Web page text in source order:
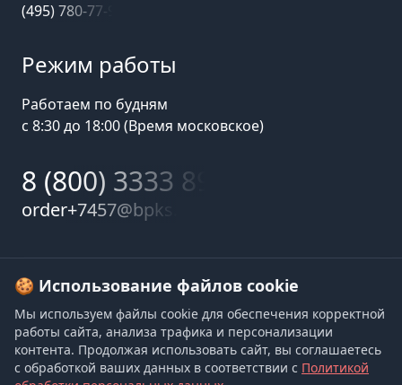
(495) 780-77-98
Режим работы
Работаем по будням
с 8:30 до 18:00 (Время московское)
8 (800) 3333 899
order+7457@bpks.ru
© 2025 БалтПромКомплект — комплексные поставки
высококачественной продукции промышленного и
бытового назначения
Политика конфиденциальности,Согласие на обработку
🍪 Использование файлов cookie
Мы используем файлы cookie для обеспечения корректной
работы сайта, анализа трафика и персонализации
контента. Продолжая использовать сайт, вы соглашаетесь
с обработкой ваших данных в соответствии с Политикой